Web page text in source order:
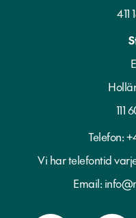
411
111
Telefon:
Vi har telefontid
Email: